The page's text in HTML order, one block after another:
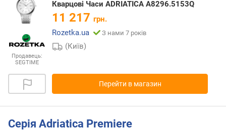
Продавець:
SEGTIME
Кварцові Часи ADRIATICA A8296.5153Q
11 217 грн.
Rozetka.ua
З нами 7 років
(Київ)
Перейти в магазин
Серія Adriatica Premiere